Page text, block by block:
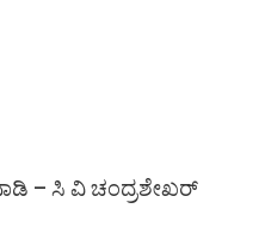
– ಸಿ ವಿ ಚಂದ್ರಶೇಖರ್